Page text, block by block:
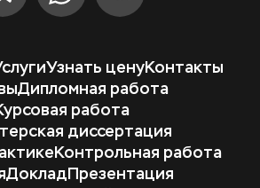
Узнать ценуКонтакты
Дипломная работа
работа
диссертация
Контрольная работа
ДокладПрезентация